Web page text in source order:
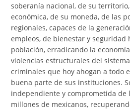
soberanía nacional, de su
económica, de su moneda, de las
regionales, capaces de la
empleos, de bienestar y seguridad
población, erradicando la
violencias estructurales del
criminales que hoy ahogan a todo
buena parte de sus instituciones.
independiente y comprometida de
millones de mexicanos,